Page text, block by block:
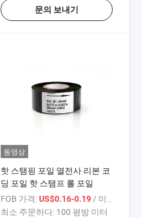
문의 보내기
동영상
핫 스탬핑 포일 열전사 리본 코
딩 포일 핫 스탬프 롤 포일
FOB 가격: US$0.16-0.19 / 미터
최소 주문하다: 100 평방 미터